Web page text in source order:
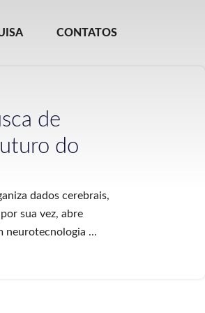
CONTATOS
de
do
dados cerebrais,
sua vez, abre
neurotecnologia ...